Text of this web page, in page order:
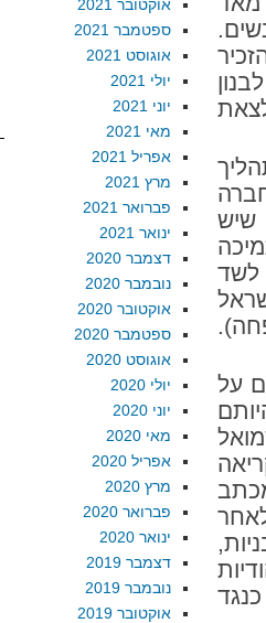
שיש
על
מיד לאחר
אוקטובר 2021
ספטמבר 2021
אוגוסט 2021
יולי 2021
יוני 2021
מאי 2021
אפריל 2021
מרץ 2021
פברואר 2021
ינואר 2021
דצמבר 2020
נובמבר 2020
אוקטובר 2020
ספטמבר 2020
אוגוסט 2020
יולי 2020
יוני 2020
מאי 2020
אפריל 2020
מרץ 2020
פברואר 2020
ינואר 2020
דצמבר 2019
נובמבר 2019
אוקטובר 2019